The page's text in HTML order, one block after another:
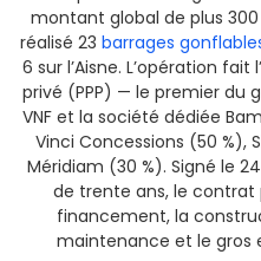
montant global de plus 300
réalisé 23 barrages
6 sur l’Aisne. L’opération
privé (PPP) — le premier du
VNF et la société dédiée
Vinci Concessions (50 %),
Méridiam (30 %). Signé le
de trente ans, le contrat
financement, la
maintenance et le gros